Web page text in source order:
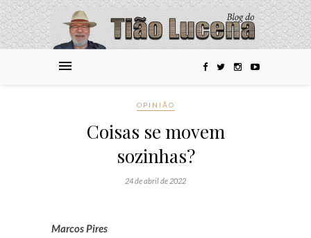
OPINIÃO
Coisas se movem
sozinhas?
24 de abril de 2022
Marcos Pires